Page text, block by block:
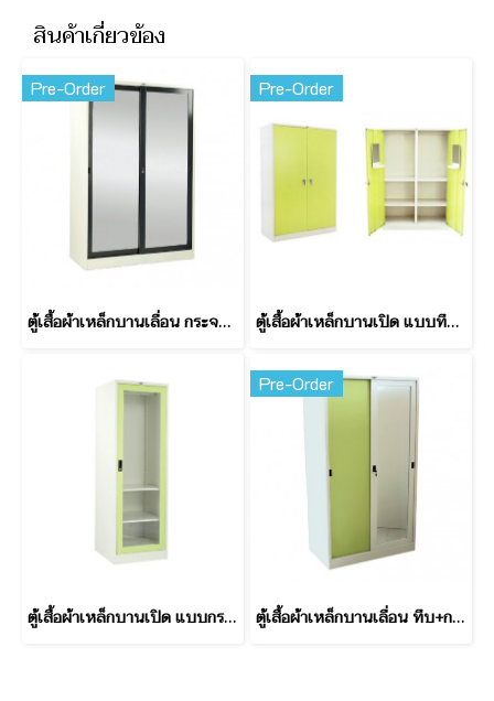
สินค้าเกี่ยวข้อง
Pre-Order
ตู้เสื้อผ้าเหล็กบานเลื่อน กระจกคู่ ทรงสูง 4 ฟุต
Pre-Order
ตู้เสื้อผ้าเหล็กบานเปิด แบบทึบ ทรงสูง 3 ฟุต
ตู้เสื้อผ้าเหล็กบานเปิด แบบกระจก ทรงสูง ขนาด 60 ซม
Pre-Order
ตู้เสื้อผ้าเหล็กบานเลื่อน ทึบ+กระจก ทรงสูง 3 ฟุต